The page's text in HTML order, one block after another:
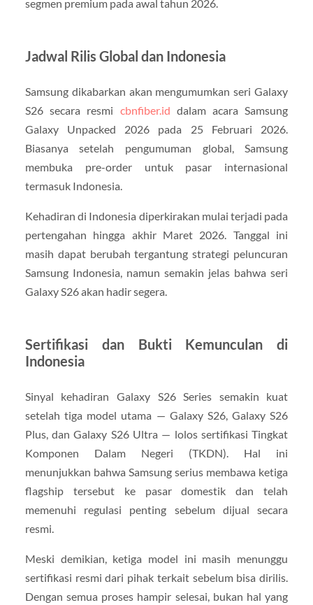
segmen premium pada awal tahun 2026.
Jadwal Rilis Global dan Indonesia
Samsung dikabarkan akan mengumumkan seri Galaxy
S26 secara resmi cbnfiber.id dalam acara Samsung
Galaxy Unpacked 2026 pada 25 Februari 2026.
Biasanya setelah pengumuman global, Samsung
membuka pre-order untuk pasar internasional
termasuk Indonesia.
Kehadiran di Indonesia diperkirakan mulai terjadi pada
pertengahan hingga akhir Maret 2026. Tanggal ini
masih dapat berubah tergantung strategi peluncuran
Samsung Indonesia, namun semakin jelas bahwa seri
Galaxy S26 akan hadir segera.
Sertifikasi dan Bukti Kemunculan di
Indonesia
Sinyal kehadiran Galaxy S26 Series semakin kuat
setelah tiga model utama — Galaxy S26, Galaxy S26
Plus, dan Galaxy S26 Ultra — lolos sertifikasi Tingkat
Komponen Dalam Negeri (TKDN). Hal ini
menunjukkan bahwa Samsung serius membawa ketiga
flagship tersebut ke pasar domestik dan telah
memenuhi regulasi penting sebelum dijual secara
resmi.
Meski demikian, ketiga model ini masih menunggu
sertifikasi resmi dari pihak terkait sebelum bisa dirilis.
Dengan semua proses hampir selesai, bukan hal yang